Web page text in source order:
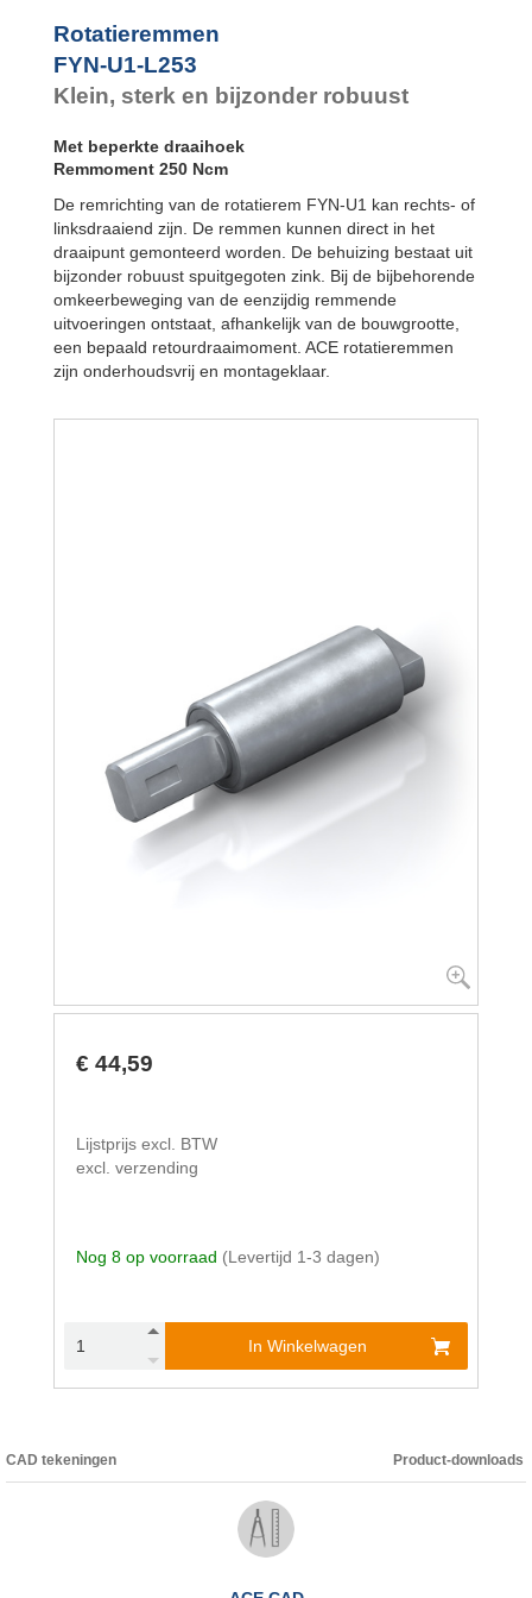
FYN-N1
FYN-S1
FYT-H1 en FYN-
FYT-LA3 en
FYN-LA3
Rotatieremmen
FYN-U1-L253
Klein, sterk en bijzonder robuust
Met beperkte draaihoek
Remmoment 250 Ncm
De remrichting van de rotatierem FYN-U1 kan rechts- of
linksdraaiend zijn. De remmen kunnen direct in het
draaipunt gemonteerd worden. De behuizing bestaat uit
bijzonder robuust spuitgegoten zink. Bij de bijbehorende
omkeerbeweging van de eenzijdig remmende
uitvoeringen ontstaat, afhankelijk van de bouwgrootte,
een bepaald retourdraaimoment. ACE rotatieremmen
zijn onderhoudsvrij en montageklaar.
€ 44,59
Lijstprijs excl. BTW
excl. verzending
Nog 8 op voorraad (Levertijd 1-3 dagen)
In Winkelwagen
CAD tekeningen Product-downloads